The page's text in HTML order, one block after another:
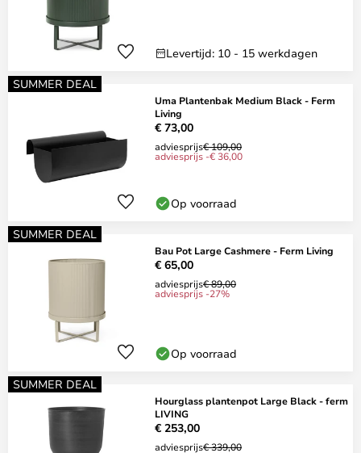
Levertijd: 10 - 15 werkdagen
SUMMER DEAL
Uma Plantenbak Medium Black - Ferm
Living
€ 73,00
adviesprijs€ 109,00
adviesprijs -€ 36,00
Op voorraad
SUMMER DEAL
Bau Pot Large Cashmere - Ferm Living
€ 65,00
adviesprijs€ 89,00
adviesprijs -27%
Op voorraad
SUMMER DEAL
Hourglass plantenpot Large Black - ferm
LIVING
€ 253,00
adviesprijs€ 339,00